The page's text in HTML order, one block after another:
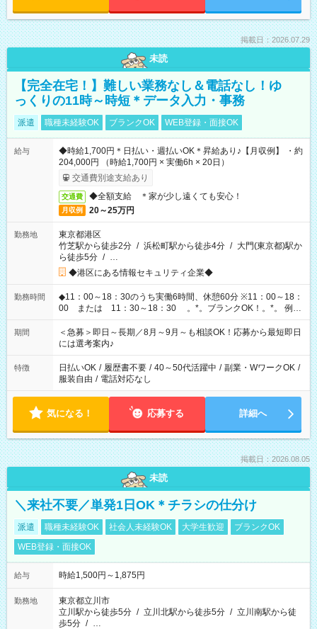
掲載日：2026.07.29
未読
【完全在宅！】難しい業務なし＆電話なし！ゆ
っくりの11時～時短＊データ入力・事務
派遣 職種未経験OK ブランクOK WEB登録・面接OK
給与
◆時給1,700円＊日払い・週払いOK＊昇給あり♪【月収例】 ・約
204,000円 （時給1,700円 × 実働6h × 20日）
交通費別途支給あり
交通費 ◆全額支給 ＊家が少し遠くても安心！
月収例 20～25万円
勤務地
東京都港区
竹芝駅から徒歩2分 / 浜松町駅から徒歩4分 / 大門(東京都)駅か
ら徒歩5分 / …
◆港区にある情報セキュリティ企業◆
勤務時間
◆11：00～18：30のうち実働6時間、休憩60分 ※11：00～18：
00 または 11：30～18：30 。*。ブランクOK！。*。 例え
ば前職が、 在宅/財団法人/事務/コールセンター/受付/販売/カフェ
スタッフ スイーツ販売/ホテルフロント/化粧品販売/など 様々な
業界から入社して活躍されています♪
期間
＜急募＞即日～長期／8月～9月～も相談OK！応募から最短即日
には選考案内♪
特徴 日払いOK / 履歴書不要 / 40～50代活躍中 / 副業・WワークOK /
服装自由 / 電話対応なし
気になる！ 応募する 詳細へ
掲載日：2026.08.05
未読
＼来社不要／単発1日OK＊チラシの仕分け
派遣 職種未経験OK 社会人未経験OK 大学生歓迎
ブランクOK
WEB登録・面接OK
給与 時給1,500円～1,875円
勤務地
東京都立川市
立川駅から徒歩5分 / 立川北駅から徒歩5分 / 立川南駅から徒
歩5分 / …